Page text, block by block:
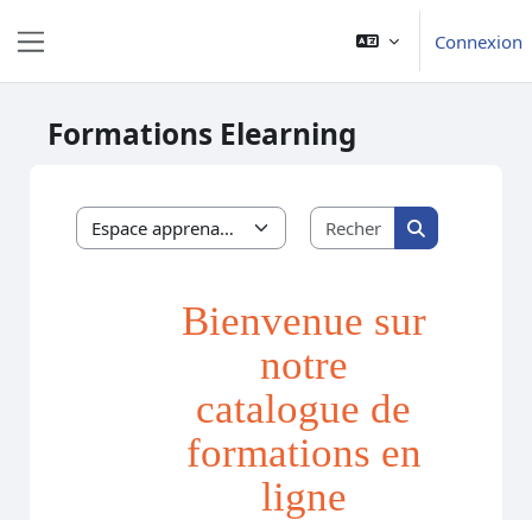
Connexion
Formations Elearning
Catégories de cours
Rechercher des
Rechercher
Bienvenue sur
notre
catalogue de
formations en
ligne